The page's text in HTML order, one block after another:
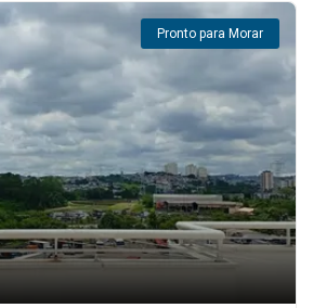
Pronto para Morar